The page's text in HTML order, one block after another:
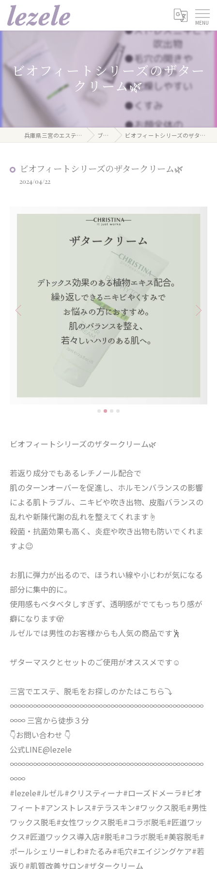
ビオフィートシリーズのザター
クリーム🌿
兵庫県三宮のエステならlezele ブログ ビオフィートシリーズのザタークリーム🌿
ビオフィートシリーズのザタークリーム🌿
2024/04/22
ビオフィートシリーズのザタークリーム🌿
若返り成分でもあるレチノール配合で
肌のターンオーバーを促進し、ホルモンバランスの影響
による肌トラブル、ニキビや吹き出物、皮脂バランスの
乱れや新陳代謝の乱れを整えてくれます☝️
殺菌・抗菌効果も高く、炎症や吹き出物も防いでくれま
すよ😉
お肌に弾力が出るので、ほうれい線や小じわが気になる
部分に集中的に。
使用感もベタベタしすぎず、透明感がでてもっちり感が
癖になります🫣
ルゼルでは男性のお客様からも人気の商品です🕺
ザターマスクとセットのご使用がオススメです☺️
三宮でエステ、脱毛をお探しのかたはこちら⤵︎
∞∞∞∞∞∞∞∞∞∞∞∞∞∞∞∞∞∞∞∞∞∞∞∞∞
∞∞ 三宮から徒歩３分
👇お問い合わせ 👇
公式LINE@lezele
∞∞∞∞∞∞∞∞∞∞∞∞∞∞∞∞∞∞∞∞∞∞∞∞∞
∞∞
#lezele#ルゼル#クリスティーナ#ローズドメーラ#ビオ
フィート#アンストレス#テラスキン#ワックス脱毛#男性
ワックス脱毛#女性ワックス脱毛#コラボ脱毛#匠道ワッ
クス#匠道ワックス導入店#脱毛#コラボ脱毛#美容脱毛#
ポールシェリー#しわ#たるみ#毛穴#エイジングケア#若
返り#肌質改善サロン#ザタークリーム